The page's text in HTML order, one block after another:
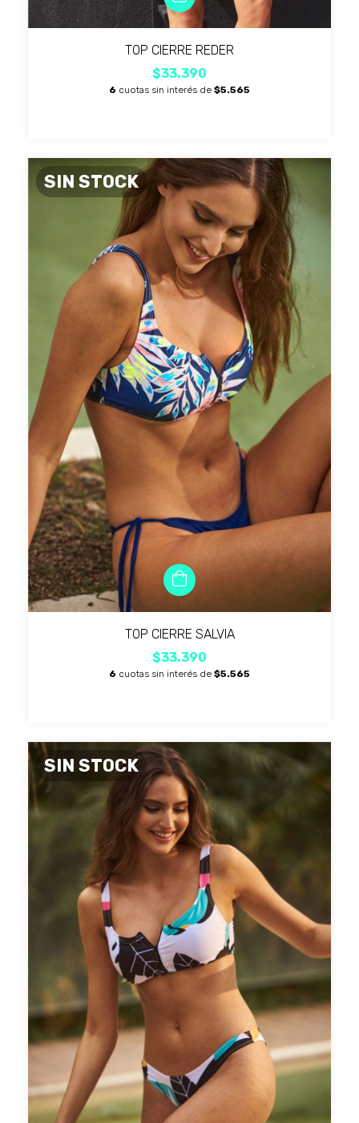
TOP CIERRE REDER
$33.390
6 cuotas sin interés de $5.565
SIN STOCK
TOP CIERRE SALVIA
$33.390
6 cuotas sin interés de $5.565
SIN STOCK